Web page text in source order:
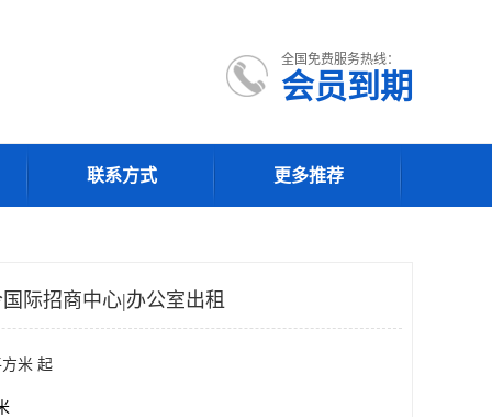
全国免费服务热线：
会员到期
联系方式 更多推荐
际招商中心|办公室出租
米 起